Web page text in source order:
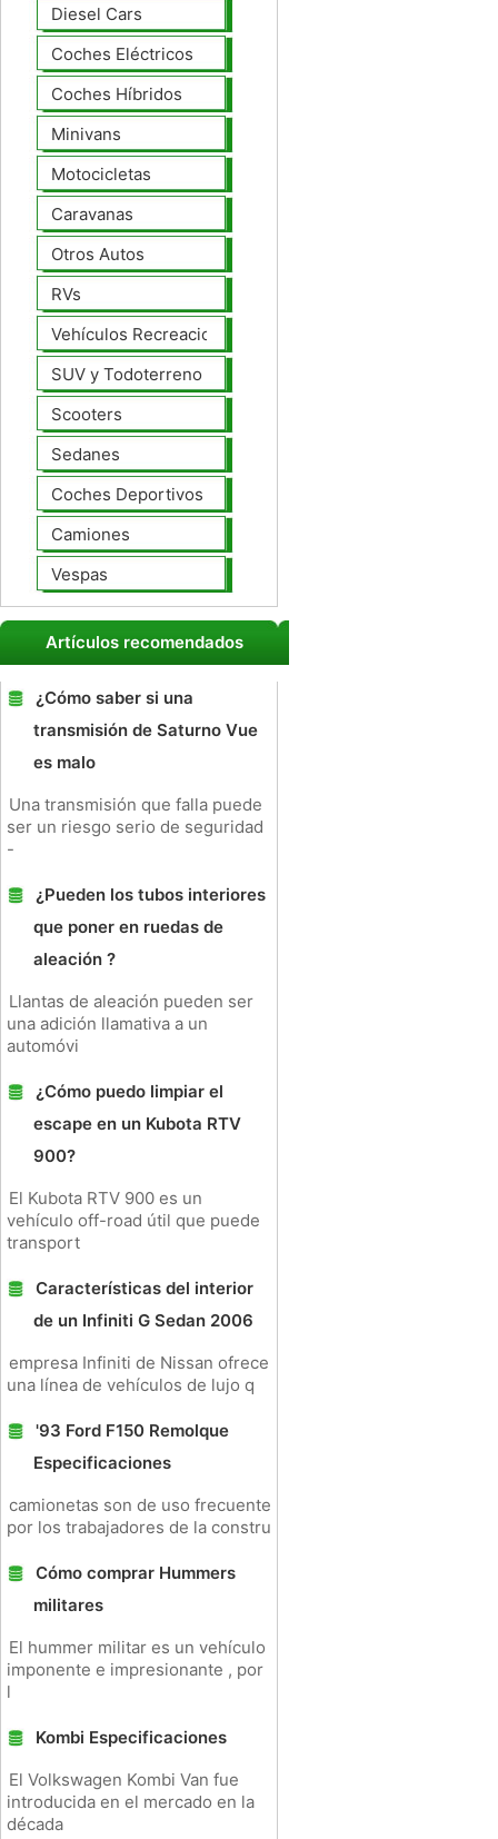
Diesel Cars
Coches Eléctricos
Coches Híbridos
Minivans
Motocicletas
Caravanas
Otros Autos
RVs
Vehículos Recreacionales
SUV y Todoterreno
Scooters
Sedanes
Coches Deportivos
Camiones
Vespas
Artículos recomendados
¿Cómo saber si una
transmisión de Saturno Vue
es malo
Una transmisión que falla puede
ser un riesgo serio de seguridad
-
¿Pueden los tubos interiores
que poner en ruedas de
aleación ?
Llantas de aleación pueden ser
una adición llamativa a un
automóvi
¿Cómo puedo limpiar el
escape en un Kubota RTV
900?
El Kubota RTV 900 es un
vehículo off-road útil que puede
transport
Características del interior
de un Infiniti G Sedan 2006
empresa Infiniti de Nissan ofrece
una línea de vehículos de lujo q
'93 Ford F150 Remolque
Especificaciones
camionetas son de uso frecuente
por los trabajadores de la constru
Cómo comprar Hummers
militares
El hummer militar es un vehículo
imponente e impresionante , por
l
Kombi Especificaciones
El Volkswagen Kombi Van fue
introducida en el mercado en la
década